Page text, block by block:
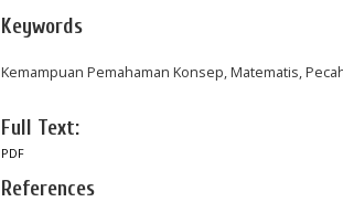
Keywords
Kemampuan Pemahaman Konsep, Matematis,
Full Text:
PDF
References